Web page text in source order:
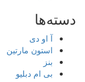
دسته‌ها
آ او دی
استون مارتین
بنز
بی ام دبلیو